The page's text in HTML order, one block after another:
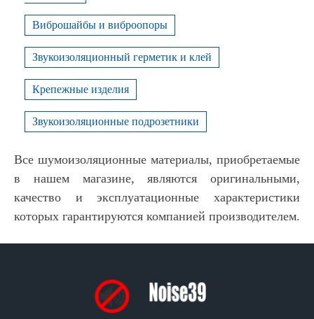
Виброшайбы и виброопоры
Звукоизоляционный герметик и клей
Крепежные изделия
Звукоизоляционные подрозетники
Все шумоизоляционные материалы, приобретаемые
в нашем магазине, являются оригинальными,
качество и эксплуатационные характеристики
которых гарантируются компанией производителем.